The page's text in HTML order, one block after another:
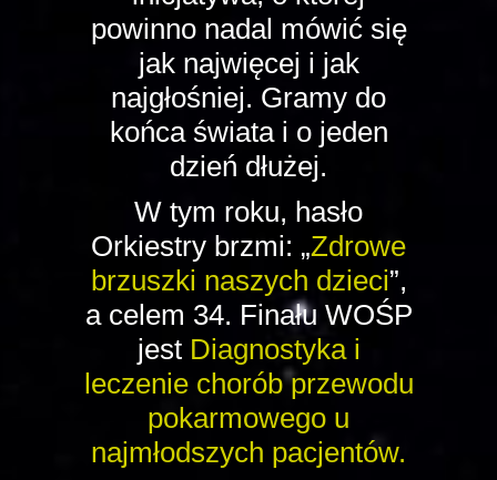
powinno nadal mówić się
jak najwięcej i jak
najgłośniej. Gramy do
końca świata i o jeden
dzień dłużej.
W tym roku, hasło
Orkiestry brzmi: „Zdrowe
brzuszki naszych dzieci”,
a celem 34. Finału WOŚP
jest Diagnostyka i
leczenie chorób przewodu
pokarmowego u
najmłodszych pacjentów.